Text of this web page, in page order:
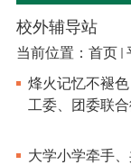
校外辅导站
当前位置： 首页
烽火记忆不褪
工委、团委联合
大学小学牵手